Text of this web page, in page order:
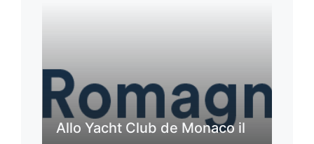
Allo Yacht Club de Monaco il